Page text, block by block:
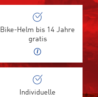
Bike-Helm bis 14 Jahre
gratis
Individuelle